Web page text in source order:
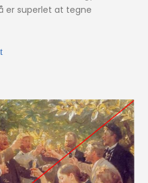
er superlet at tegne